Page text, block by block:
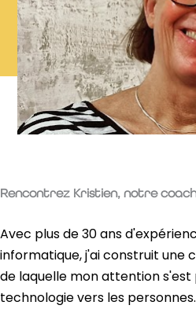
Rencontrez Kristien, notre
Avec plus de 30 ans
informatique, j'ai construit une
de laquelle mon attention
technologie vers les